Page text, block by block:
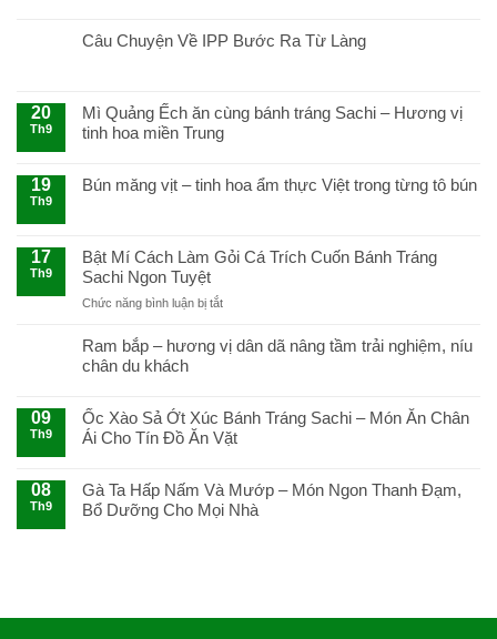
Câu Chuyện Về IPP Bước Ra Từ Làng
20
Th9
Mì Quảng Ếch ăn cùng bánh tráng Sachi – Hương vị
tinh hoa miền Trung
19
Th9
Bún măng vịt – tinh hoa ẩm thực Việt trong từng tô bún
17
Th9
Bật Mí Cách Làm Gỏi Cá Trích Cuốn Bánh Tráng
Sachi Ngon Tuyệt
Chức năng bình luận bị tắtở
Mí
Cách
Cá
Trích
Tráng
Sachi
Ram bắp – hương vị dân dã nâng tầm trải nghiệm, níu
chân du khách
09
Th9
Ốc Xào Sả Ớt Xúc Bánh Tráng Sachi – Món Ăn Chân
Ái Cho Tín Đồ Ăn Vặt
08
Th9
Gà Ta Hấp Nấm Và Mướp – Món Ngon Thanh Đạm,
Bổ Dưỡng Cho Mọi Nhà